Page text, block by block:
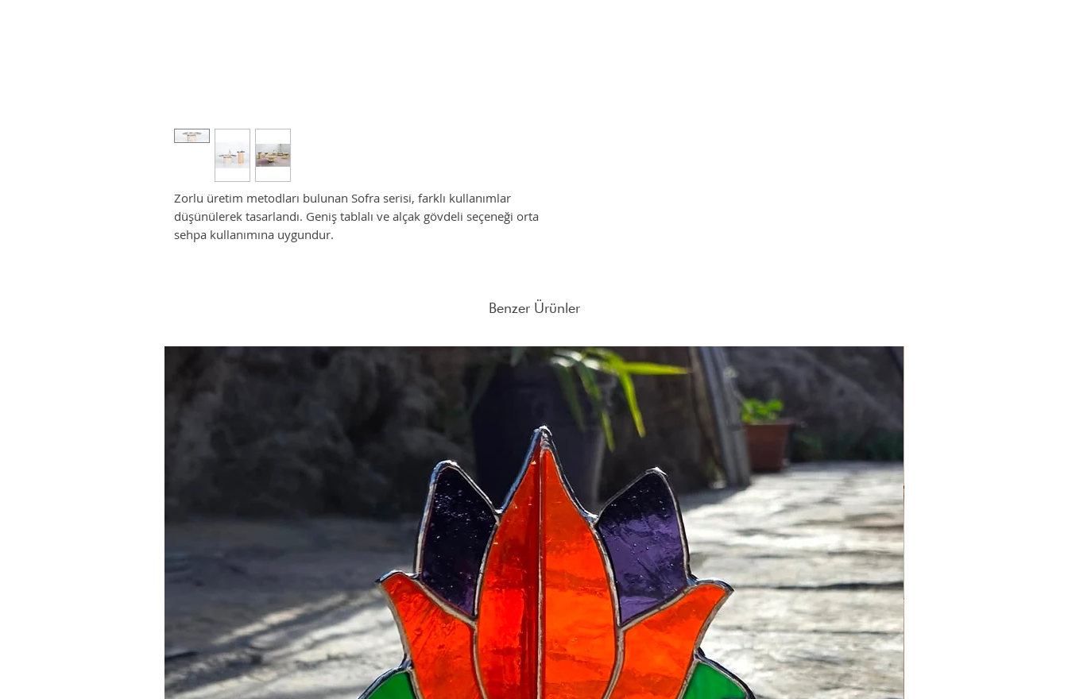
Zorlu üretim metodları bulunan Sofra serisi, farklı kullanımlar
düşünülerek tasarlandı. Geniş tablalı ve alçak gövdeli seçeneği orta
sehpa kullanımına uygundur.
Benzer Ürünler